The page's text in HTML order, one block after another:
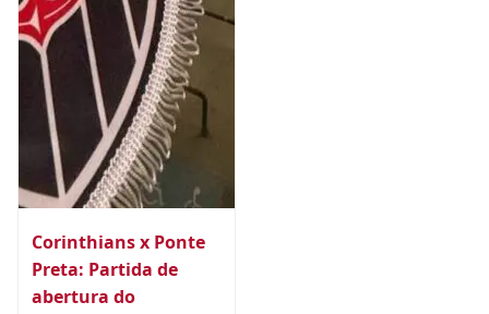
Corinthians x Ponte
Preta: Partida de
abertura do